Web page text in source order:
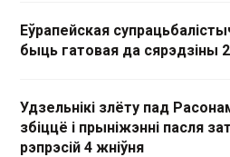
Еўрапейская
быць гатовая да сярэдзіны
Удзельнікі злёту пад
збіццё і прыніжэнні пасля
рэпрэсій 4 жніўня